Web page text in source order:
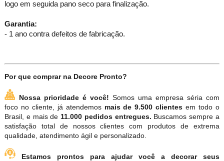
logo em seguida pano seco para finalização.
Garantia:
- 1 ano contra defeitos de fabricação.
Por que comprar na Decore Pronto?
Nossa prioridade é você! Somos uma empresa séria com
foco no cliente, já atendemos mais de 9.500 clientes em todo o
Brasil, e mais de 11.000 pedidos entregues. Buscamos sempre a
satisfação total de nossos clientes com produtos de extrema
qualidade, atendimento ágil e personalizado.
Estamos prontos para ajudar você a decorar seus